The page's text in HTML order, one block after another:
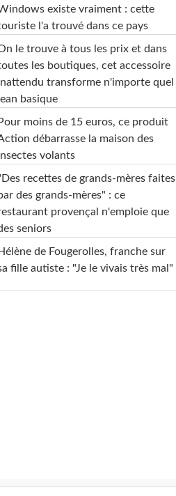
existe vraiment : cette
l'a trouvé dans ce pays
le trouve à tous les prix et dans
les boutiques, cet accessoire
transforme n'importe quel
basique
moins de 15 euros, ce produit
débarrasse la maison des
volants
recettes de grands-mères faites
des grands-mères" : ce
provençal n'emploie que
seniors
de Fougerolles, franche sur
fille autiste : "Je le vivais très mal"